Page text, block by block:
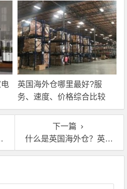
英国海外仓哪里最好?服
务、速度、价格综合比较
下一篇
什么是英国海外仓？英国海外仓有哪些服务，跟FBA仓有什么不同？